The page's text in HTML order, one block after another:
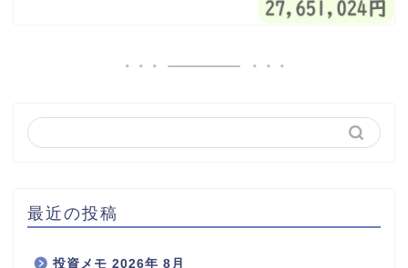
最近の投稿
投資メモ 2026年 8月